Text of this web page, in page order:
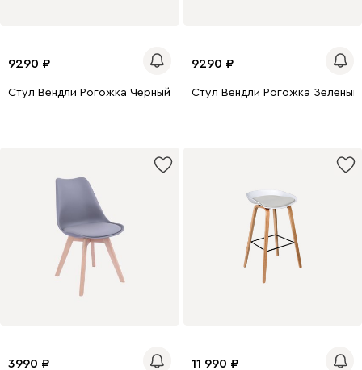
9290
Стул Вендли Рогожка Черный
9290
Стул Вендли Рогожка Зеленый
3990 11 990